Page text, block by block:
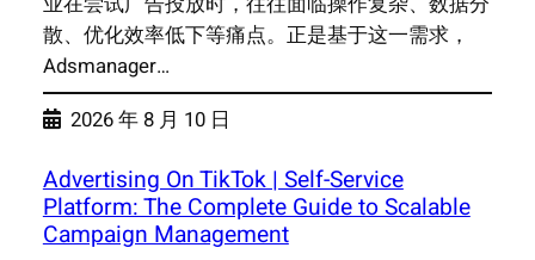
散、优化效率低下等痛点。正是基于这一需求，
Adsmanager…
2026 年 8 月 10 日
Advertising On TikTok | Self-Service
Platform: The Complete Guide to Scalable
Campaign Management